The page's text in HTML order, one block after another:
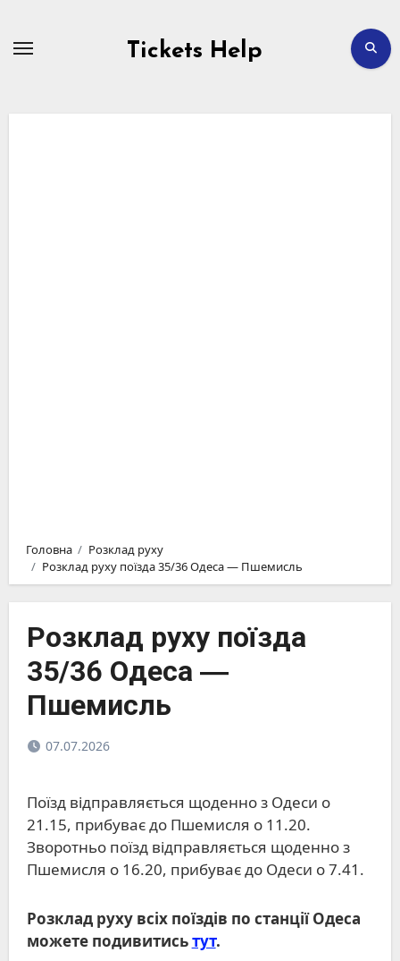
вмісту
Tickets Help
Головна
Розклад руху
Розклад руху поїзда 35/36 Одеса ― Пшемисль
Розклад руху поїзда
35/36 Одеса ―
Пшемисль
07.07.2026
Поїзд відправляється щоденно з Одеси о
21.15, прибуває до Пшемисля о 11.20.
Зворотньо поїзд відправляється щоденно з
Пшемисля о 16.20, прибуває до Одеси о 7.41.
Розклад руху всіх поїздів по станції Одеса
можете подивитисьтут.